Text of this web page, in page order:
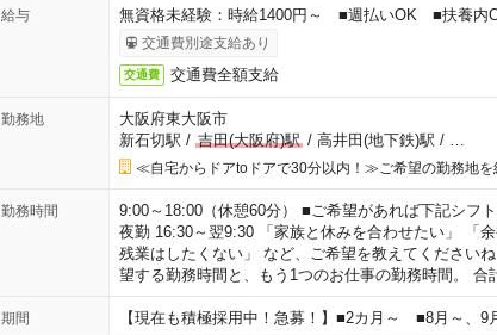
給与 無資格未経験：時給1400円～ ■週払いOK ■扶養内
交通費別途支給あり
交通費 交通費全額支給
勤務地
大阪府東大阪市
新石切駅 / 吉田(大阪府)駅/ 高井田(地下鉄)駅 /
≪自宅からドアtoドアで30分以内！≫ご希望の勤務地を
勤務時間
9:00～18:00（休憩60分） ■ご希望があれば下記シフ
夜勤 16:30～翌9:30 「家族と休みを合わせたい」 「
残業はしたくない」 など、ご希望を教えてください
望する勤務時間と、もう1つのお仕事の勤務時間。 合
期間 【現在も積極採用中！急募！】■2カ月～ ■8月～、9